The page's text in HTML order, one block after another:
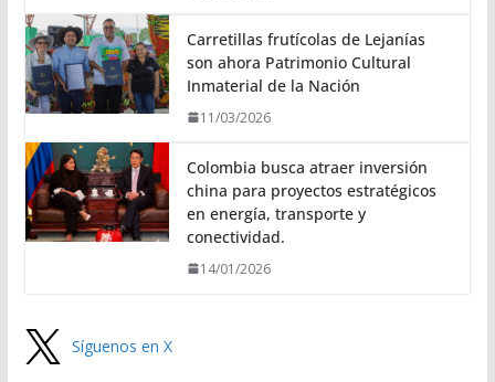
Carretillas frutícolas de Lejanías
son ahora Patrimonio Cultural
Inmaterial de la Nación
11/03/2026
Colombia busca atraer inversión
china para proyectos estratégicos
en energía, transporte y
conectividad.
14/01/2026
Síguenos en X